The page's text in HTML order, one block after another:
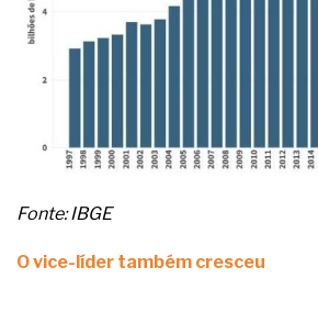
Fonte: IBGE
O vice-líder também cresceu